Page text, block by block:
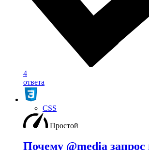
4
ответа
CSS
Простой
Почему @media запрос